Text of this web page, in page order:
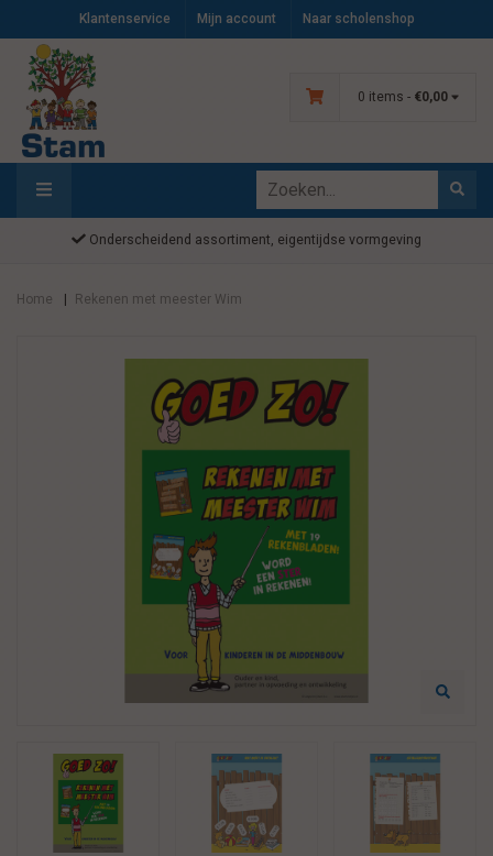
Klantenservice Mijn account Naar scholenshop
0 items - €0,00
Onderscheidend assortiment, eigentijdse vormgeving
Home Rekenen met meester Wim